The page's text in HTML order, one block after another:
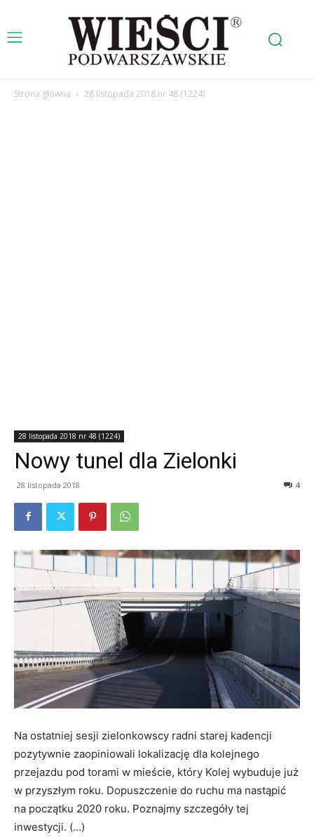
Strona główna 28 listopada 2018 nr 48 (1224)
28 listopada 2018 nr 48 (1224)
Nowy tunel dla Zielonki
28 listopada 2018 4
Na ostatniej sesji zielonkowscy radni starej kadencji
pozytywnie zaopiniowali lokalizację dla kolejnego
przejazdu pod torami w mieście, który Kolej wybuduje już
w przyszłym roku. Dopuszczenie do ruchu ma nastąpić
na początku 2020 roku. Poznajmy szczegóły tej
inwestycji. (…)